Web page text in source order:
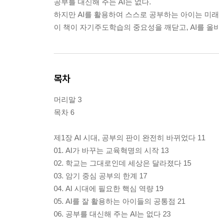
하지만 AI를 활용하여 스스로 공부하는 아이는 미
이 책이 자기주도학습의 중요성을 깨닫고, AI를
목차
머리말 3
목차 6
제1장 AI 시대, 공부의 판이 완전히 바뀌었다 11
01. AI가 바꾸는 교육혁명의 시작 13
02. 학교는 그대로인데 세상은 달라졌다 15
03. 암기 중심 공부의 한계 17
04. AI 시대에 필요한 핵심 역량 19
05. AI를 잘 활용하는 아이들의 공통점 21
06. 공부를 대신해 주는 AI는 없다 23